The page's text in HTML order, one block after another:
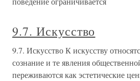
9.7. Искусство
9.7. Искусство К искусству
сознание и те явления
переживаются как эстетические